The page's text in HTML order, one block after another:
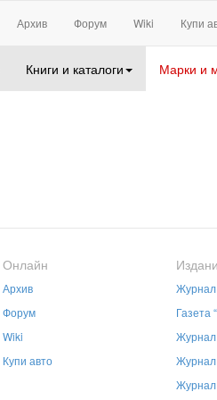
Архив Форум Wiki Купи
Книги и каталоги Марки и
Онлайн
Архив
Форум
Wiki
Купи авто
Журнал
Газета
Журнал
Журнал
Журнал